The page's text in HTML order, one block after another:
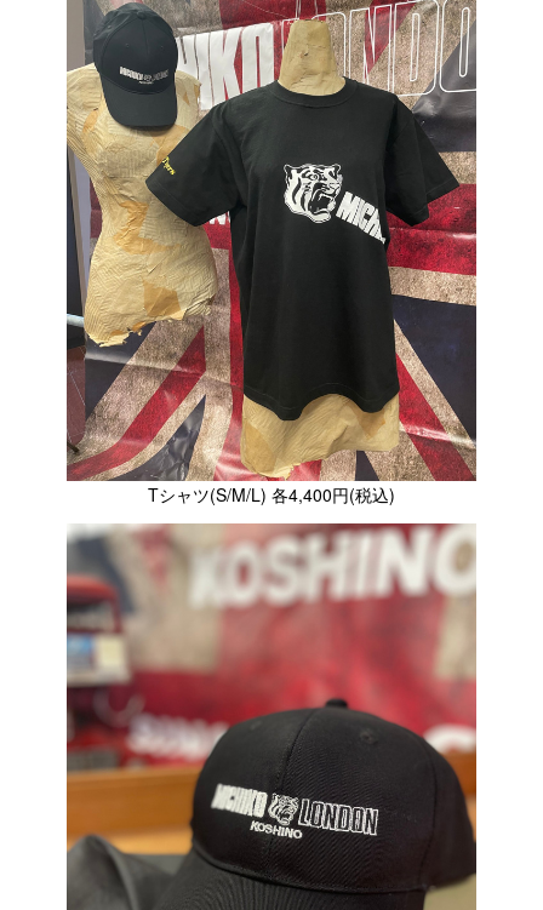
Tシャツ(S/M/L) 各4,400円(税込)